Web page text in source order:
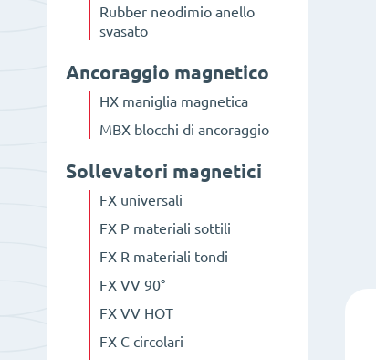
Rubber neodimio anello
svasato
Ancoraggio magnetico
HX maniglia magnetica
MBX blocchi di ancoraggio
Sollevatori magnetici
FX universali
FX P materiali sottili
FX R materiali tondi
FX VV 90°
FX VV HOT
FX C circolari